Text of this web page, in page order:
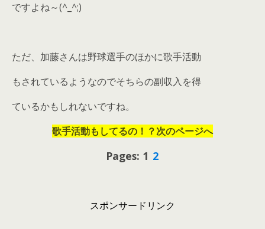
ですよね～(^_^;)
ただ、加藤さんは野球選手のほかに歌手活動
もされているようなのでそちらの副収入を得
ているかもしれないですね。
歌手活動もしてるの！？次のページへ
Pages: 1 2
スポンサードリンク